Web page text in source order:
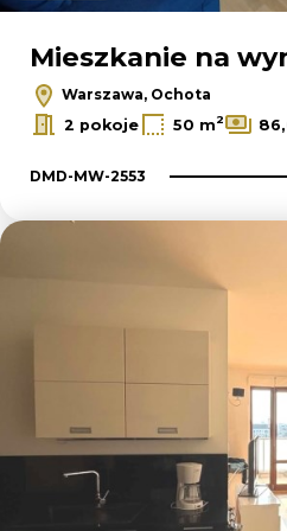
Mieszkanie na
Warszawa, Ochota
2 pokoje
50 m2
DMD-MW-2553